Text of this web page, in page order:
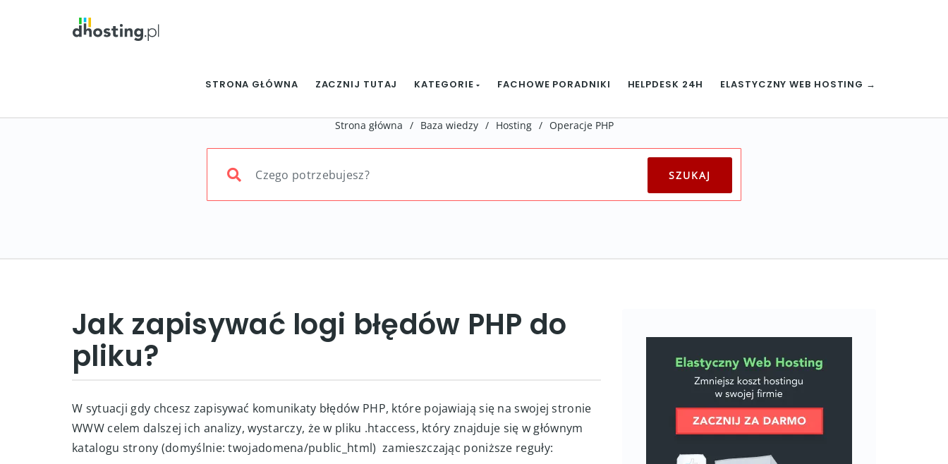
STRONA GŁÓWNA ZACZNIJ TUTAJ KATEGORIE FACHOWE PORADNIKI HELPDESK 24H ELASTYCZNY WEB HOSTING →
Strona główna / Baza wiedzy / Hosting / Operacje PHP
Jak zapisywać logi błędów PHP do
pliku?
W sytuacji gdy chcesz zapisywać komunikaty błędów PHP, które pojawiają się na swojej stronie
WWW celem dalszej ich analizy, wystarczy, że w pliku .htaccess, który znajduje się w głównym
katalogu strony (domyślnie: twojadomena/public_html) zamieszczając poniższe reguły: